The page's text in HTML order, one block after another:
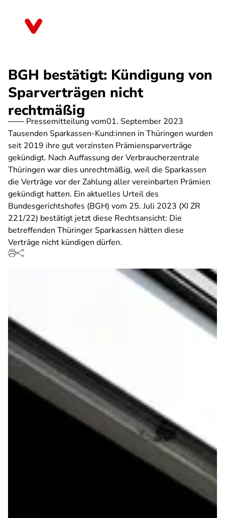
BGH bestätigt: Kündigung von
Sparverträgen nicht
rechtmäßig
Pressemitteilung vom01. September 2023
Tausenden Sparkassen-Kund:innen in Thüringen wurden
seit 2019 ihre gut verzinsten Prämiensparverträge
gekündigt. Nach Auffassung der Verbraucherzentrale
Thüringen war dies unrechtmäßig, weil die Sparkassen
die Verträge vor der Zahlung aller vereinbarten Prämien
gekündigt hatten. Ein aktuelles Urteil des
Bundesgerichtshofes (BGH) vom 25. Juli 2023 (XI ZR
221/22) bestätigt jetzt diese Rechtsansicht: Die
betreffenden Thüringer Sparkassen hätten diese
Verträge nicht kündigen dürfen.